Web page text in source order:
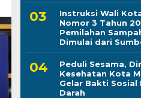
Instruksi Wali
Nomor 3 Tahun
Pemilahan
Dimulai dari
Peduli Sesama,
Kesehatan Kota
Gelar Bakti Sosial
Darah